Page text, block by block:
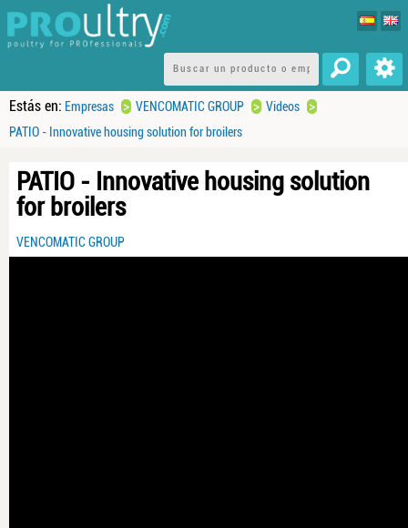
Estás en: Empresas > VENCOMATIC GROUP > Videos >
PATIO - Innovative housing solution for broilers
PATIO - Innovative housing solution
for broilers
VENCOMATIC GROUP